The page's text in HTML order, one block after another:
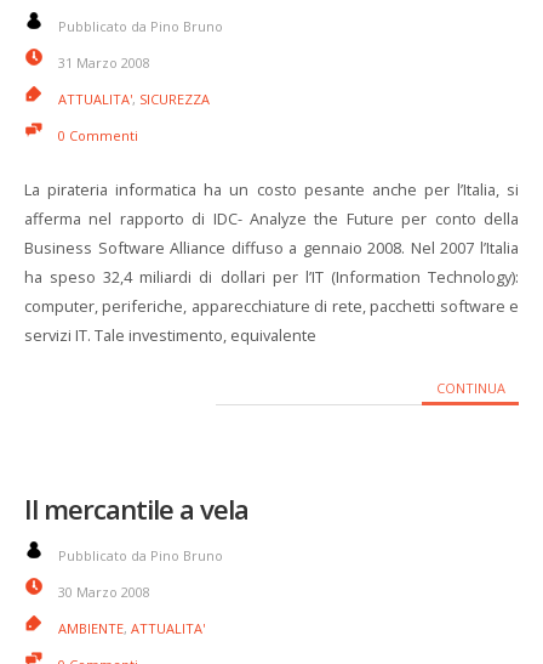
Pubblicato da Pino Bruno
31 Marzo 2008
ATTUALITA', SICUREZZA
0 Commenti
La pirateria informatica ha un costo pesante anche per l’Italia, si
afferma nel rapporto di IDC- Analyze the Future per conto della
Business Software Alliance diffuso a gennaio 2008. Nel 2007 l’Italia
ha speso 32,4 miliardi di dollari per l’IT (Information Technology):
computer, periferiche, apparecchiature di rete, pacchetti software e
servizi IT. Tale investimento, equivalente
CONTINUA
Il mercantile a vela
Pubblicato da Pino Bruno
30 Marzo 2008
AMBIENTE, ATTUALITA'